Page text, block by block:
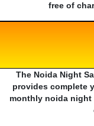
free of
The Noida Night
provides complete
monthly noida night